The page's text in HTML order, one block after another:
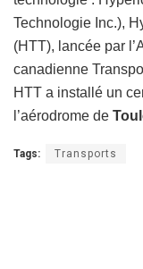
Technologie Inc.),
(HTT), lancée par
canadienne
HTT a installé un
l’aérodrome de
Tags: Transports